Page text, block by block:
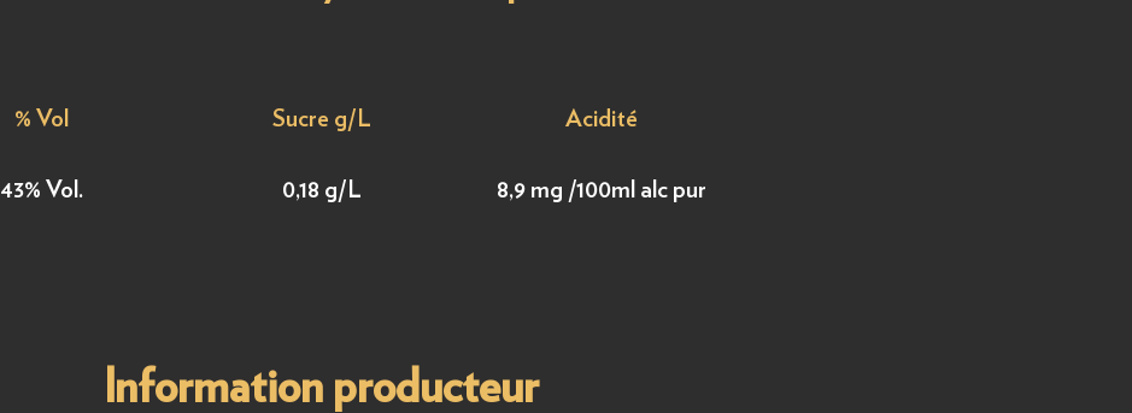
% Vol Sucre g/L Acidité
43% Vol. 0,18 g/L 8,9 mg /100ml alc pur
Information producteur